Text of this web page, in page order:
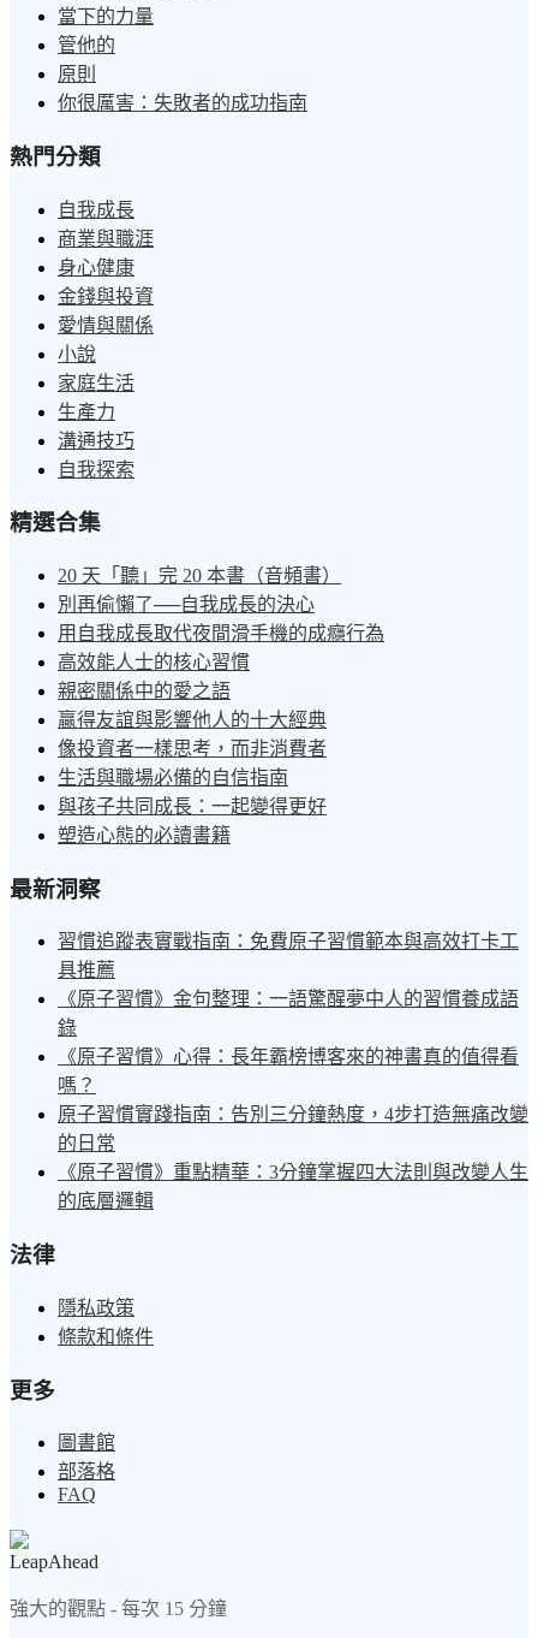
當下的力量
管他的
原則
你很厲害：失敗者的成功指南
熱門分類
自我成長
商業與職涯
身心健康
金錢與投資
愛情與關係
小說
家庭生活
生產力
溝通技巧
自我探索
精選合集
20 天「聽」完 20 本書（音頻書）
別再偷懶了──自我成長的決心
用自我成長取代夜間滑手機的成癮行為
高效能人士的核心習慣
親密關係中的愛之語
贏得友誼與影響他人的十大經典
像投資者一樣思考，而非消費者
生活與職場必備的自信指南
與孩子共同成長：一起變得更好
塑造心態的必讀書籍
最新洞察
習慣追蹤表實戰指南：免費原子習慣範本與高效打卡工
具推薦
《原子習慣》金句整理：一語驚醒夢中人的習慣養成語
錄
《原子習慣》心得：長年霸榜博客來的神書真的值得看
嗎？
原子習慣實踐指南：告別三分鐘熱度，4步打造無痛改變
的日常
《原子習慣》重點精華：3分鐘掌握四大法則與改變人生
的底層邏輯
法律
隱私政策
條款和條件
更多
圖書館
部落格
FAQ
LeapAhead
強大的觀點 - 每次 15 分鐘